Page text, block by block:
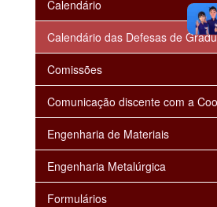
Calendário
Calendário das Defesas de
Comissões
Comunicação discente com a
Engenharia de Materiais
Engenharia Metalúrgica
Formulários